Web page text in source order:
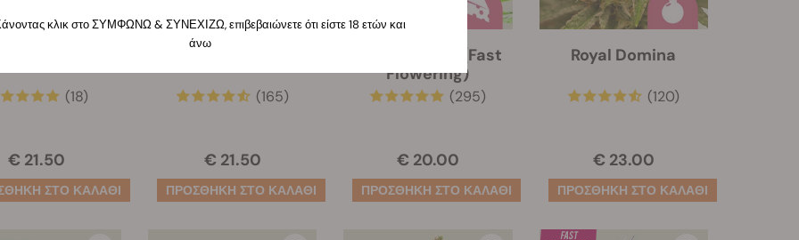
(18)
€ 21.50
(165)
€ 21.50
Royal Cheese (Fast
Flowering)
(295)
€ 20.00
Royal Domina
(120)
€ 23.00
κλικ στο ΣΥΜΦΩΝΩ & ΣΥΝΕΧΙΖΩ, επιβεβαιώνετε ότι είστε 18 ετών και
άνω